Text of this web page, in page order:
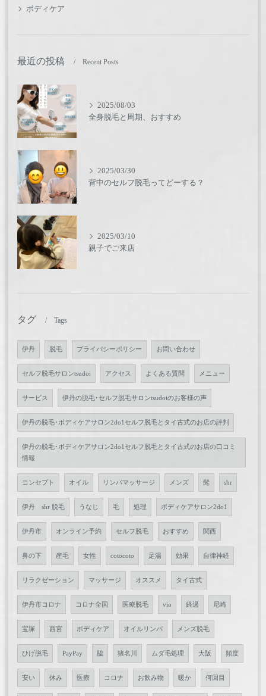
ボディケア
最近の投稿 Recent Posts
2025/08/03
全身脱毛と周期、おすすめ
2025/03/30
背中のセルフ脱毛ってどーする？
2025/03/10
親子でご来店
タグ Tags
伊丹 脱毛 プライバシーポリシー お問い合わせ
セルフ脱毛サロンtsudoi アクセス よくある質問 メニュー
サービス 伊丹の脱毛･セルフ脱毛サロンtsudoiのお客様の声
伊丹の脱毛･ボディケアサロン2do1セルフ脱毛とタイ古式のお店の評判
伊丹の脱毛･ボディケアサロン2do1セルフ脱毛とタイ古式のお店の口コミ
情報
コンセプト オイル リンパマッサージ メンズ 髭 shr
伊丹 shr 脱毛 うなじ 毛 処理 ボディケアサロン2do1
伊丹市 オンライン予約 セルフ脱毛 おすすめ 関西
鼻の下 産毛 女性 cotocoto 足湯 効果 自律神経
リラクゼーション マッサージ オススメ タイ古式
伊丹市コロナ コロナ全国 医療脱毛 vio 経過 尼崎
宝塚 西宮 ボディケア オイルリンパ メンズ脱毛
ひげ脱毛 PayPay 脇 猪名川 ムダ毛処理 大阪 頻度
安い 休み 医療 コロナ お飲み物 暖か 何回目